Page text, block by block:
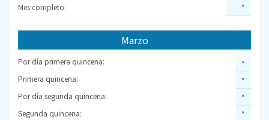
Mes completo:
*
Marzo
Por día primera quincena:
Primera quincena:
Por día segunda quincena:
Segunda quincena:
*
*
*
*